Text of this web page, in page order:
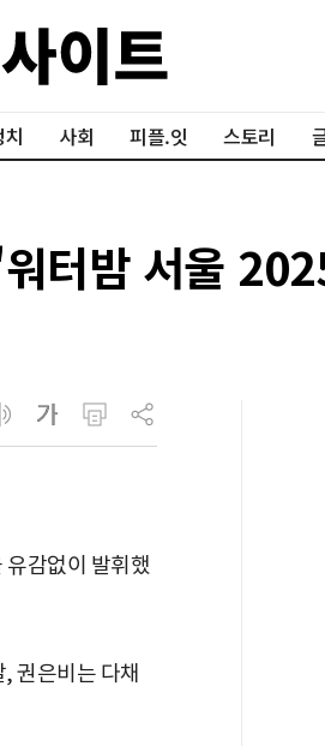
치 사회 피플.잇 스토리
터밤 서울
유감없이 발휘했
권은비는 다채